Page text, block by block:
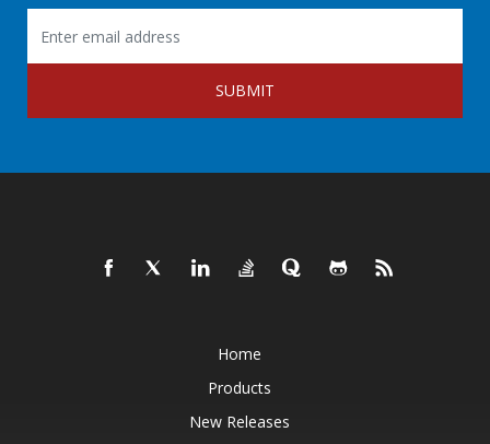
SUBMIT
Home
Products
New Releases